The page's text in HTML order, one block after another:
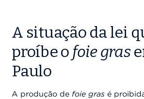
A situação da lei
proíbe o foie gras
Paulo
A produção de foie gras é